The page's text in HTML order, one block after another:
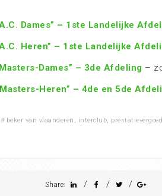
Dames” – 1ste Landelijke
Heren” – 1ste Landelijke
Dames” – 3de Afdeling –
Heren” – 4de en 5de
# beker van vlaanderen , interclub,
Share: / / /